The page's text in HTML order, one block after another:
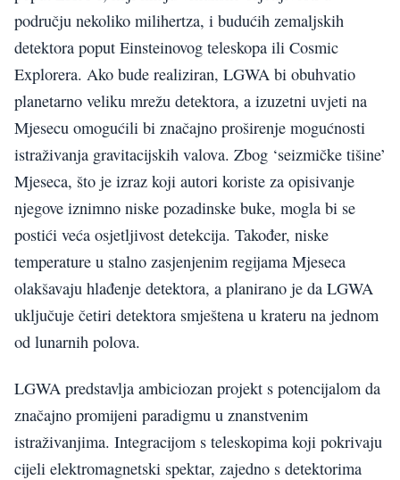
području nekoliko milihertza, i budućih zemaljskih
detektora poput Einsteinovog teleskopa ili Cosmic
Explorera. Ako bude realiziran, LGWA bi obuhvatio
planetarno veliku mrežu detektora, a izuzetni uvjeti na
Mjesecu omogućili bi značajno proširenje mogućnosti
istraživanja gravitacijskih valova. Zbog ‘seizmičke tišine’
Mjeseca, što je izraz koji autori koriste za opisivanje
njegove iznimno niske pozadinske buke, mogla bi se
postići veća osjetljivost detekcija. Također, niske
temperature u stalno zasjenjenim regijama Mjeseca
olakšavaju hlađenje detektora, a planirano je da LGWA
uključuje četiri detektora smještena u krateru na jednom
od lunarnih polova.
LGWA predstavlja ambiciozan projekt s potencijalom da
značajno promijeni paradigmu u znanstvenim
istraživanjima. Integracijom s teleskopima koji pokrivaju
cijeli elektromagnetski spektar, zajedno s detektorima